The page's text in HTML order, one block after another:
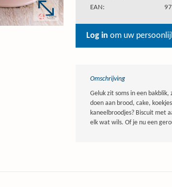
EAN:
Log in om uw
Omschrijving
Geluk zit soms in een
doen aan brood, cake,
kaneelbroodjes? Biscuit met
elk wat wils. Of je nu een